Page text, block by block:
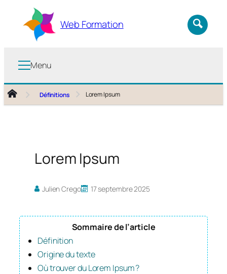
contenu
Web Formation
Menu
Définitions Lorem Ipsum
Lorem Ipsum
Julien Crego 17 septembre 2025
Sommaire de l’article
Définition
Origine du texte
Où trouver du Lorem Ipsum ?